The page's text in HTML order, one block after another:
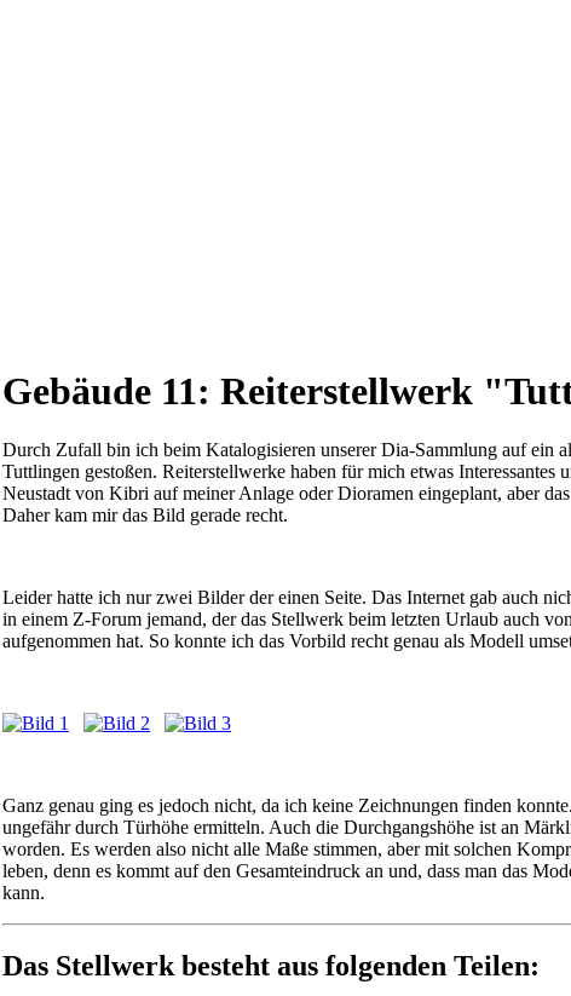
Gebäude 11: Reiterstellwerk
Durch Zufall bin ich beim Katalogisieren unserer Dia-Sammlung auf ein
Tuttlingen gestoßen. Reiterstellwerke haben für mich etwas Interessantes
Neustadt von Kibri auf meiner Anlage oder Dioramen eingeplant, aber
Daher kam mir das Bild gerade recht.
Leider hatte ich nur zwei Bilder der einen Seite. Das Internet gab auch
in einem Z-Forum jemand, der das Stellwerk beim letzten Urlaub auch
aufgenommen hat. So konnte ich das Vorbild recht genau als Modell
Ganz genau ging es jedoch nicht, da ich keine Zeichnungen finden
ungefähr durch Türhöhe ermitteln. Auch die Durchgangshöhe ist an
worden. Es werden also nicht alle Maße stimmen, aber mit solchen
leben, denn es kommt auf den Gesamteindruck an und, dass man das
kann.
Das Stellwerk besteht aus folgenden Teilen: